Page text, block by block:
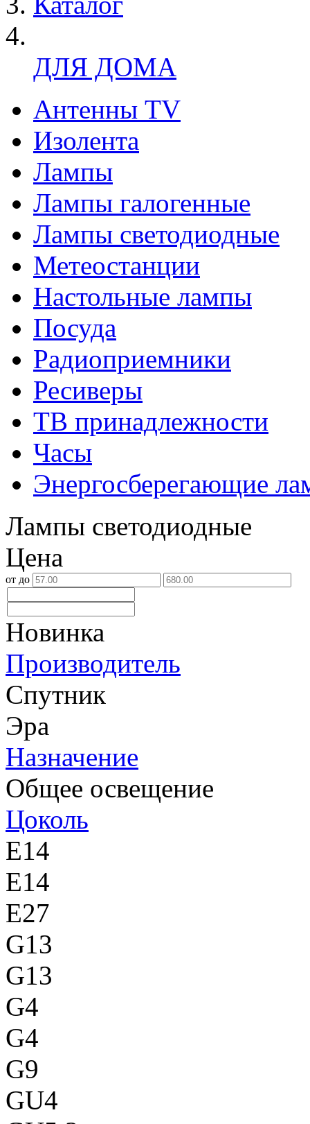
ДЛЯ ДОМА
Антенны TV
Изолента
Лампы
Лампы галогенные
Лампы светодиодные
Метеостанции
Настольные лампы
Посуда
Радиоприемники
Ресиверы
ТВ принадлежности
Часы
Энергосберегающие
Лампы светодиодные
Цена
от до
Новинка
Производитель
Спутник
Эра
Назначение
Общее освещение
Цоколь
E14
E14
E27
G13
G13
G4
G4
G9
GU4